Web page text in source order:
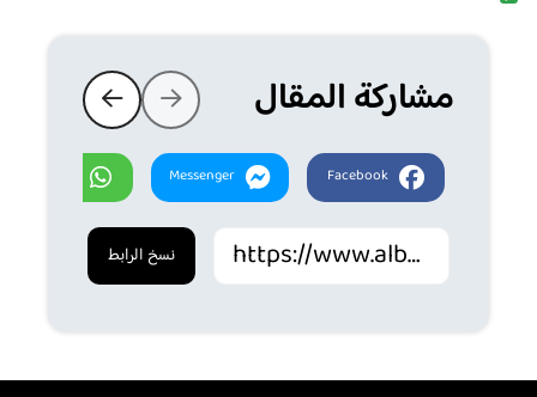
مشاركة المقال
Facebook
Messenger
نسخ الرابط